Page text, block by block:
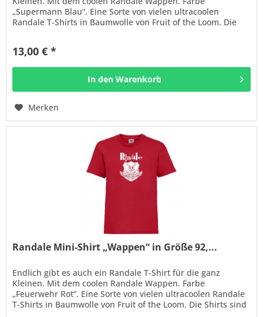
„Supermann Blau“. Eine Sorte von vielen ultracoolen
Randale T-Shirts in Baumwolle von Fruit of the Loom. Die
13,00 € *
In den Warenkorb
Merken
Randale Mini-Shirt „Wappen“ in Größe 92,...
Endlich gibt es auch ein Randale T-Shirt für die ganz
Kleinen. Mit dem coolen Randale Wappen. Farbe
„Feuerwehr Rot“. Eine Sorte von vielen ultracoolen Randale
T-Shirts in Baumwolle von Fruit of the Loom. Die Shirts sind